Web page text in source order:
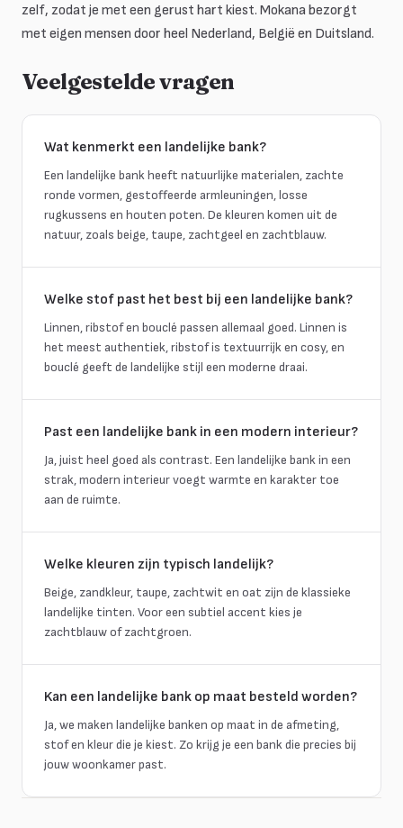
zelf, zodat je met een gerust hart kiest. Mokana bezorgt
met eigen mensen door heel Nederland, België en Duitsland.
Veelgestelde vragen
Wat kenmerkt een landelijke bank?
Een landelijke bank heeft natuurlijke materialen, zachte
ronde vormen, gestoffeerde armleuningen, losse
rugkussens en houten poten. De kleuren komen uit de
natuur, zoals beige, taupe, zachtgeel en zachtblauw.
Welke stof past het best bij een landelijke bank?
Linnen, ribstof en bouclé passen allemaal goed. Linnen is
het meest authentiek, ribstof is textuurrijk en cosy, en
bouclé geeft de landelijke stijl een moderne draai.
Past een landelijke bank in een modern interieur?
Ja, juist heel goed als contrast. Een landelijke bank in een
strak, modern interieur voegt warmte en karakter toe
aan de ruimte.
Welke kleuren zijn typisch landelijk?
Beige, zandkleur, taupe, zachtwit en oat zijn de klassieke
landelijke tinten. Voor een subtiel accent kies je
zachtblauw of zachtgroen.
Kan een landelijke bank op maat besteld worden?
Ja, we maken landelijke banken op maat in de afmeting,
stof en kleur die je kiest. Zo krijg je een bank die precies bij
jouw woonkamer past.